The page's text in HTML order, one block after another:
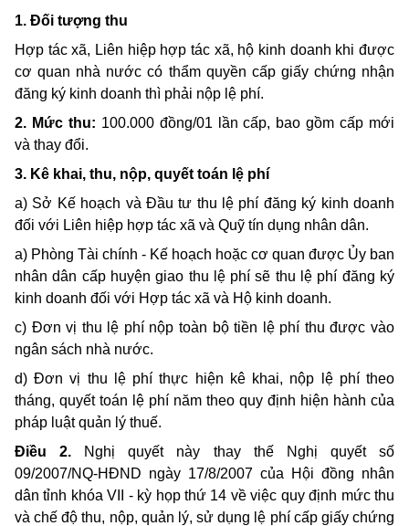
1. Đối tượng thu
Hợp tác xã, Liên hiệp hợp tác xã, hộ kinh doanh khi được
cơ quan nhà nước có thẩm quyền cấp giấy chứng nhận
đăng ký kinh doanh thì phải nộp lệ phí.
2. Mức thu: 100.000 đồng/01 lần cấp, bao gồm cấp mới
và thay đổi.
3. Kê khai, thu, nộp, quyết toán lệ phí
a) Sở Kế hoạch và Đầu tư thu lệ phí đăng ký kinh doanh
đối với Liên hiệp hợp tác xã và Quỹ tín dụng nhân dân.
a) Phòng Tài chính - Kế hoạch hoặc cơ quan được Ủy ban
nhân dân cấp huyện giao thu lệ phí sẽ thu lệ phí đăng ký
kinh doanh đối với Hợp tác xã và Hộ kinh doanh.
c) Đơn vị thu lệ phí nộp toàn bộ tiền lệ phí thu được vào
ngân sách nhà nước.
d) Đơn vị thu lệ phí thực hiện kê khai, nộp lệ phí theo
tháng, quyết toán lệ phí năm theo quy định hiện hành của
pháp luật quản lý thuế.
Điều 2.
Nghị quyết này thay thế Nghị quyết số
09/2007/NQ-HĐND ngày 17/8/2007 của Hội đồng nhân
dân tỉnh khóa VII - kỳ họp thứ 14 về việc quy định mức thu
và chế độ thu, nộp, quản lý, sử dụng lệ phí cấp giấy chứng